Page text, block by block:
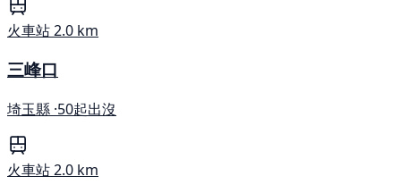
火車站2.0 km
三峰口
埼玉縣 ·50起出沒
火車站2.0 km